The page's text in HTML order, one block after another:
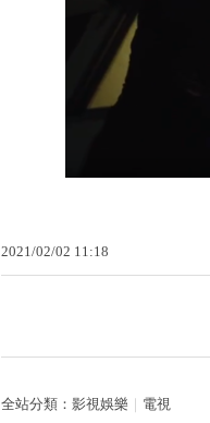
2021/02/02 11:18
全站分類： 影視娛樂 電視